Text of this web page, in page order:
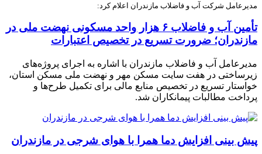
مدیرعامل شرکت آب و فاضلاب مازندران اعلام کرد:
تأمین آب و فاضلاب ۶ هزار واحد مسکونی نهضت ملی در
مازندران؛ ضرورت تسریع در تخصیص اعتبارات
مدیرعامل آب و فاضلاب مازندران با اشاره به اجرای پروژه‌های
زیرساختی در هفت سایت مسکن مهر و نهضت ملی مسکن استان،
خواستار تسریع در تخصیص منابع مالی برای تکمیل طرح‌ها و
پرداخت مطالبات پیمانکاران شد.
پیش بینی افزایش دما همرا با هوای شرجی در مازندران